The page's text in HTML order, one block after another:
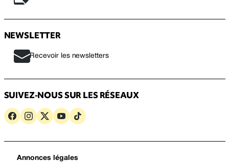
NEWSLETTER
Recevoir les newsletters
SUIVEZ-NOUS SUR LES RÉSEAUX
Annonces légales